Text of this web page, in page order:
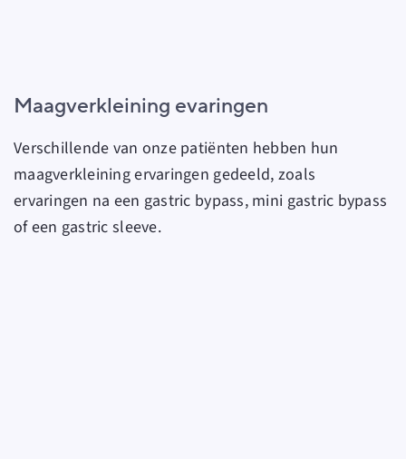
Maagverkleining evaringen
Verschillende van onze patiënten hebben hun
maagverkleining ervaringen gedeeld, zoals
ervaringen na een gastric bypass, mini gastric bypass
of een gastric sleeve.